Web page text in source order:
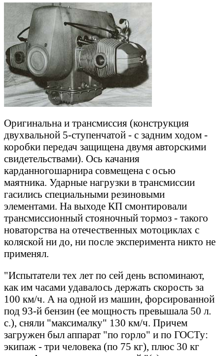
Оригинальна и трансмиссия (конструкция
двухвальной 5-ступенчатой - с задним ходом -
коробки передач защищена двумя авторскими
свидетельствами). Ось качания
карданногошарнира совмещена с осью
маятника. Ударные нагрузки в трансмиссии
гасились специальными резиновыми
элементами. На выходе КП смонтировали
трансмиссионный стояночный тормоз - такого
новаторства на отечественных мотоциклах с
коляской ни до, ни после эксперимента никто не
применял.
"Испытатели тех лет по сей день вспоминают,
как им часами удавалось держать скорость за
100 км/ч. А на одной из машин, форсированной
под 93-й бензин (ее мощность превышала 50 л.
с.), сняли "максималку" 130 км/ч. Причем
загружен был аппарат "по горло" и по ГОСТу:
экипаж - три человека (по 75 кг), плюс 30 кг